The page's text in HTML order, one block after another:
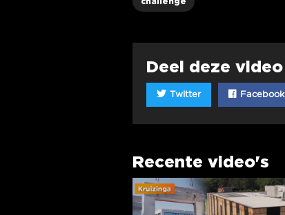
Deel deze video
Twitter Facebook
Recente video's